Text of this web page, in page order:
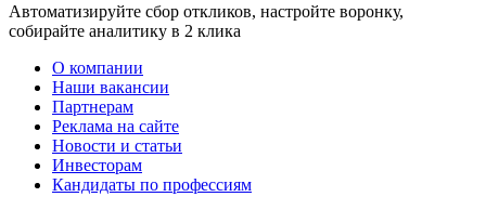
Автоматизируйте сбор откликов, настройте воронку,
собирайте аналитику в 2 клика
О компании
Наши вакансии
Партнерам
Реклама на сайте
Новости и статьи
Инвесторам
Кандидаты по профессиям